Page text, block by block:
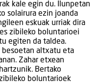
kale egin du. Ilunpetan
solairura ezin joanda
eskuak urriak dira
zibileko boluntarioei
egiten da taldea.
besoetan altxatu eta
Zahar etxean
Bertako
boluntarioek